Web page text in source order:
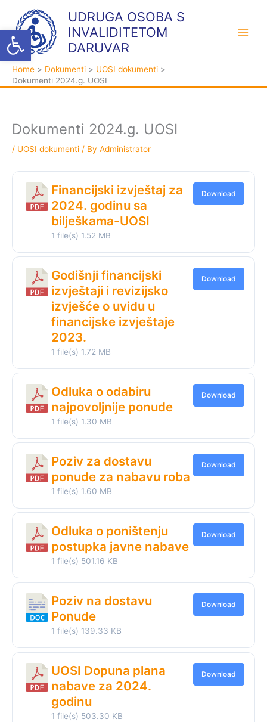
Open toolbar
content
UDRUGA OSOBA S
INVALIDITETOM
DARUVAR
Home Dokumenti
UOSI dokumenti
Dokumenti 2024.g. UOSI
Dokumenti 2024.g. UOSI
/ UOSI dokumenti / By Administrator
Financijski izvještaj za
2024. godinu sa
bilješkama-UOSI
1 file(s) 1.52 MB
Download
Godišnji financijski
izvještaji i revizijsko
izvješće o uvidu u
financijske izvještaje
2023.
1 file(s) 1.72 MB
Download
Odluka o odabiru
najpovoljnije ponude
1 file(s) 1.30 MB
Download
Poziv za dostavu
ponude za nabavu roba
1 file(s) 1.60 MB
Download
Odluka o poništenju
postupka javne nabave
1 file(s) 501.16 KB
Download
Poziv na dostavu
Ponude
1 file(s) 139.33 KB
Download
UOSI Dopuna plana
nabave za 2024.
godinu
1 file(s) 503.30 KB
Download
t
e
g
o
e
h
i
v
a